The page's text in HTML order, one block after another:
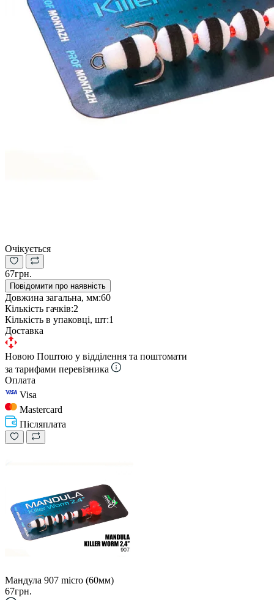
Очікується
67грн.
Повідомити про наявність
Довжина загальна, мм:60
Кількість гачків:2
Кількість в упаковці, шт:1
Доставка
Новою Поштою у відділення та поштомати
за тарифами перевізника
Оплата
Visa
Mastercard
Післяплата
Мандула 907 micro (60мм)
67грн.